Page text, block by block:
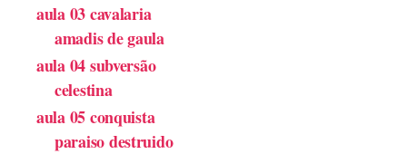
aula 03 cavalaria
amadis de gaula
aula 04 subversão
celestina
aula 05 conquista
paraiso destruido